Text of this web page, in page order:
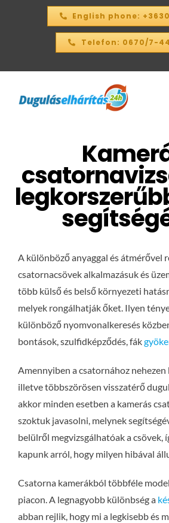
English phone:
Telefon: 0670/7-
ÁRKALKULÁTOR –
KAPCSOLAT
A különböző anyaggal és átmérővel
csatornacsövek alkalmazásuk és
több külső és belső környezeti
melyek rongálhatják őket. Ilyen
különböző nyomvonalkeresés
bontások, szulfidképződés, fák
Amennyiben a csatornához
illetve többszörösen visszatérő
akkor minden esetben a kamerás
szoktuk javasolni, melynek
belülről megvizsgálhatóak a csövek,
kapunk arról, hogy milyen hibával
Csatorna kamerákból többféle
piacon. A legnagyobb különbség a
abban rejlik, hogy mi a legkisebb és